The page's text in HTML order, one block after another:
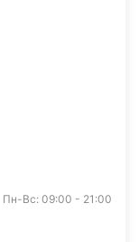
Пн-Вс: 09:00 - 21:00